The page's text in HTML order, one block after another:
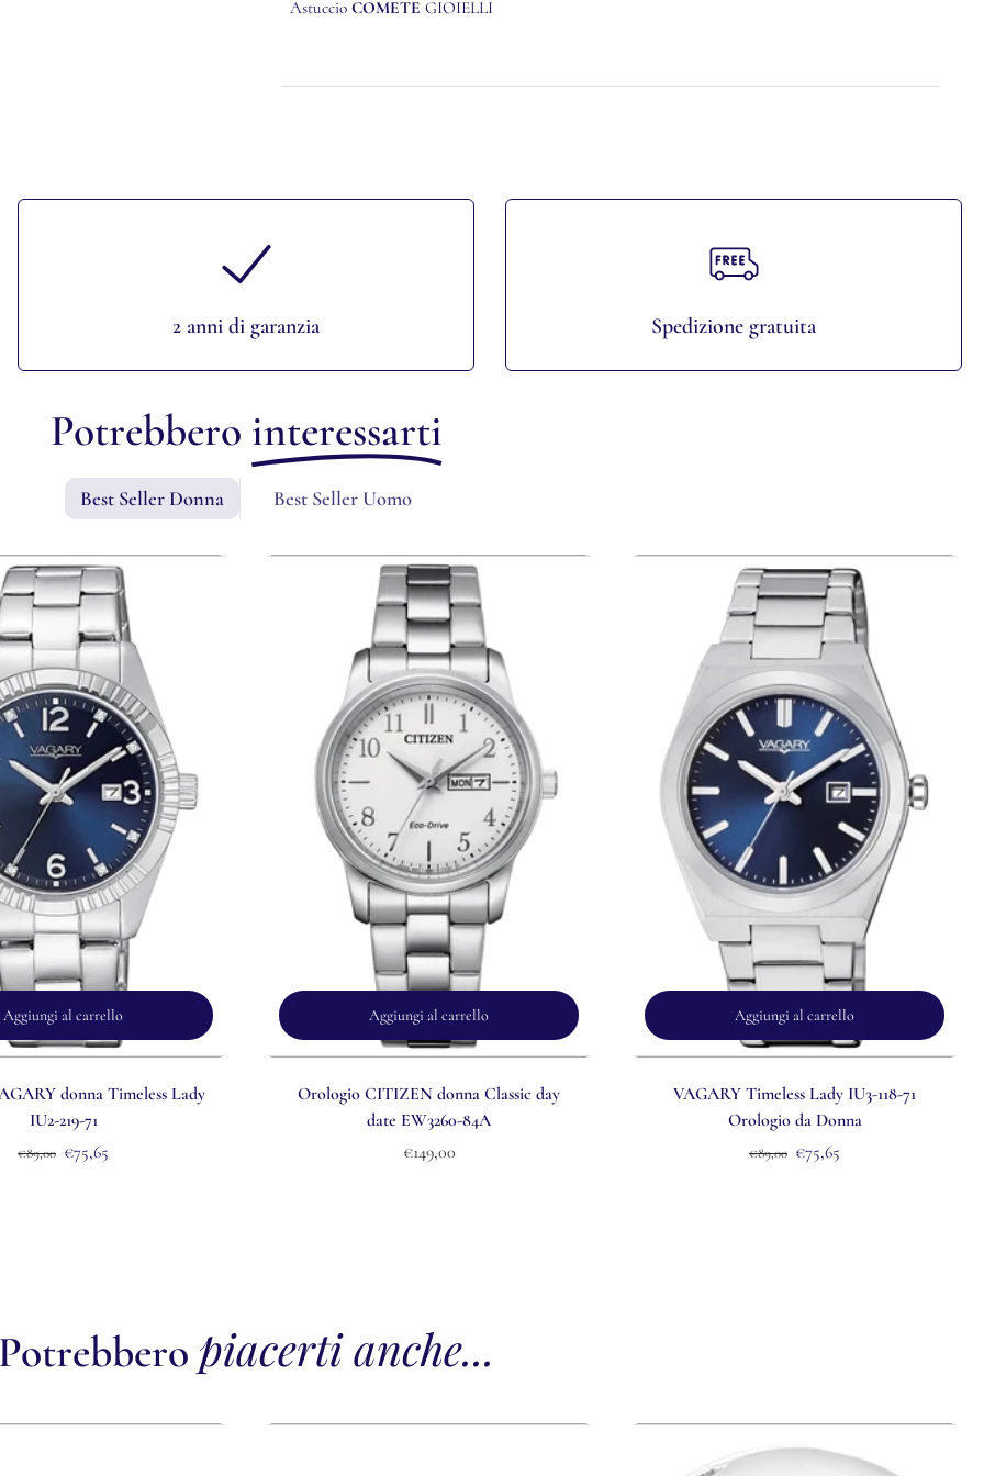
Astuccio COMETE GIOIELLI
2 anni di garanzia Spedizione gratuita
Potrebbero interessarti
Best Seller Donna Best Seller Uomo
Aggiungi al carrello
donna Timeless Lady
IU2-219-71
€89,00 €75,65
Aggiungi al carrello
Orologio CITIZEN donna Classic day
date EW3260-84A
€149,00
Aggiungi al carrello
VAGARY Timeless Lady IU3-118-71
Orologio da Donna
€89,00 €75,65
piacerti anche...